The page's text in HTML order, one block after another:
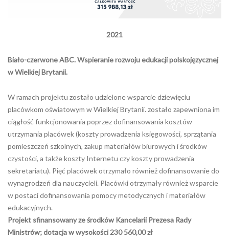
2021
Biało-czerwone ABC. Wspieranie rozwoju edukacji polskojęzycznej
w Wielkiej Brytanii.
W ramach projektu zostało udzielone wsparcie dziewięciu
placówkom oświatowym w Wielkiej Brytanii. zostało zapewniona im
ciągłość funkcjonowania poprzez dofinansowania kosztów
utrzymania placówek (koszty prowadzenia księgowości, sprzątania
pomieszczeń szkolnych, zakup materiałów biurowych i środków
czystości, a także koszty Internetu czy koszty prowadzenia
sekretariatu). Pięć placówek otrzymało również dofinansowanie do
wynagrodzeń dla nauczycieli. Placówki otrzymały również wsparcie
w postaci dofinansowania pomocy metodycznych i materiałów
edukacyjnych.
Projekt sfinansowany ze środków Kancelarii Prezesa Rady
Ministrów; dotacja w wysokości 230 560,00 zł